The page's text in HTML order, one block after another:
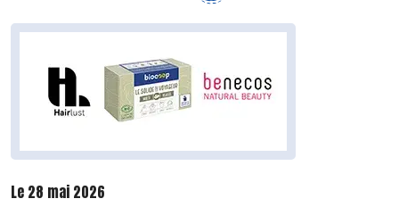
Le 28 mai 2026